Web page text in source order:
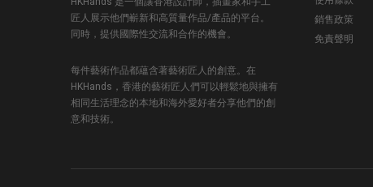
匠人展示他們嶄新和高質量作品/產品的平台。
同時，提供國際性交流和合作的機會。
每件藝術作品都蘊含著藝術匠人的創意。在
HKHands，香港的藝術匠人們可以輕鬆地與擁有
相同生活理念的本地和海外愛好者分享他們的創
意和技術。
銷售政策
免責聲明